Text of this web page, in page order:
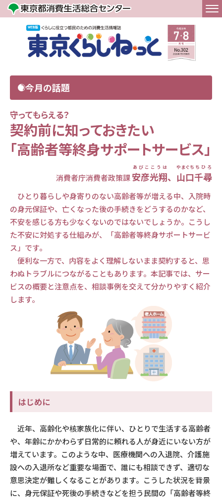
今月の話題
守ってもらえる？
契約前に知っておきたい
「高齢者等終身サポートサービス」
消費者庁消費者政策課安彦
あびこ
光翔
こうは
、 山口
やまぐち
千尋
ちひろ
ひとり暮らしや身寄りのない高齢者等が増える中、入院時
の身元保証や、亡くなった後の手続きをどうするのかなど、
不安を感じる方も少なくないのではないでしょうか。こうし
た不安に対処する仕組みが、「高齢者等終身サポートサービ
ス」です。
便利な一方で、内容をよく理解しないまま契約すると、思
わぬトラブルにつながることもあります。本記事では、サー
ビスの概要と注意点を、相談事例を交えて分かりやすく紹介
します。
はじめに
近年、高齢化や核家族化に伴い、ひとりで生活する高齢者
や、年齢にかかわらず日常的に頼れる人が身近にいない方が
増えています。このような中、医療機関への入退院、介護施
設への入退所など重要な場面で、誰にも相談できず、適切な
意思決定が難しくなることがあります。こうした状況を背景
に、身元保証や死後の手続きなどを担う民間の「高齢者等終